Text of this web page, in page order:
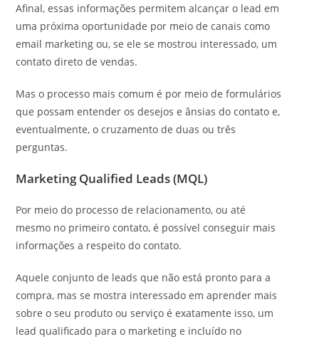
Afinal, essas informações permitem alcançar o lead em
uma próxima oportunidade por meio de canais como
email marketing ou, se ele se mostrou interessado, um
contato direto de vendas.
Mas o processo mais comum é por meio de formulários
que possam entender os desejos e ânsias do contato e,
eventualmente, o cruzamento de duas ou três
perguntas.
Marketing Qualified Leads (MQL)
Por meio do processo de relacionamento, ou até
mesmo no primeiro contato, é possível conseguir mais
informações a respeito do contato.
Aquele conjunto de leads que não está pronto para a
compra, mas se mostra interessado em aprender mais
sobre o seu produto ou serviço é exatamente isso, um
lead qualificado para o marketing e incluído no